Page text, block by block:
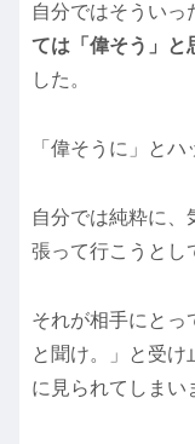
自分ではそういっ
ては「偉そう」と
した。
「偉そうに」と
自分では純粋に、
張って行こうとし
それが相手にとっ
と聞け。」と受け
に見られてしまい